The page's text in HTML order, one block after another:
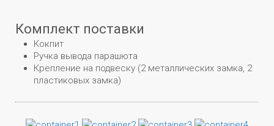
Комплект поставки
Кокпит
Ручка вывода парашюта
Крепление на подвеску (2 металлических замка, 2
пластиковых замка)